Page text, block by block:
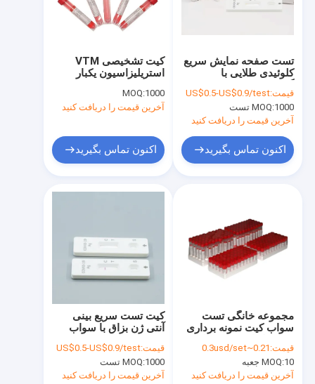
کنترل کیفیت
تماس با ما
کیت های تست سریع آنتی ژن
کیت تست سریع PCR
آنالایزر ایمونواسی POCT
کیت تشخیصی VTM
استریلیزاسیون یکبار
میلی لیتر
MOQ:1000
آخرین قیمت را دریافت کنید
اکنون تماس بگیرید
تست صفحه نمایش سریع
کلوئیدی طلایی با
قیمت:US$0.5-US$0.9/test
MOQ:1000 تست
آخرین قیمت را دریافت کنید
اکنون تماس بگیرید
کیت تست سریع بینی
آنتی ژن بزاق با سواب
قیمت:US$0.5-US$0.9/test
MOQ:1000 تست
آخرین قیمت را دریافت کنید
مجموعه خانگی تست
سواب کیت نمونه برداری
FSC برای Covid-19
قیمت: 0.21~0.3usd/set
MOQ:10 جعبه
آخرین قیمت را دریافت کنید